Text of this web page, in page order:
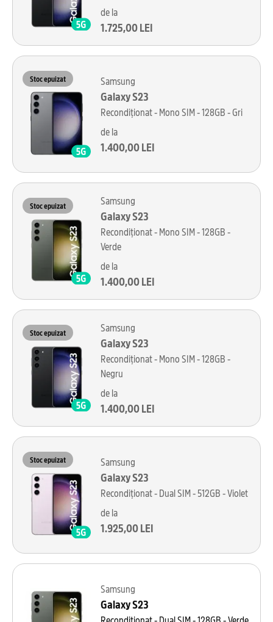
de la
1.725,00 LEI
Stoc epuizat Samsung
Galaxy S23
Recondiționat - Mono SIM - 128GB - Gri
de la
1.400,00 LEI
Stoc epuizat Samsung
Galaxy S23
Recondiționat - Mono SIM - 128GB -
Verde
de la
1.400,00 LEI
Stoc epuizat Samsung
Galaxy S23
Recondiționat - Mono SIM - 128GB -
Negru
de la
1.400,00 LEI
Stoc epuizat Samsung
Galaxy S23
Recondiționat - Dual SIM - 512GB - Violet
de la
1.925,00 LEI
Samsung
Galaxy S23